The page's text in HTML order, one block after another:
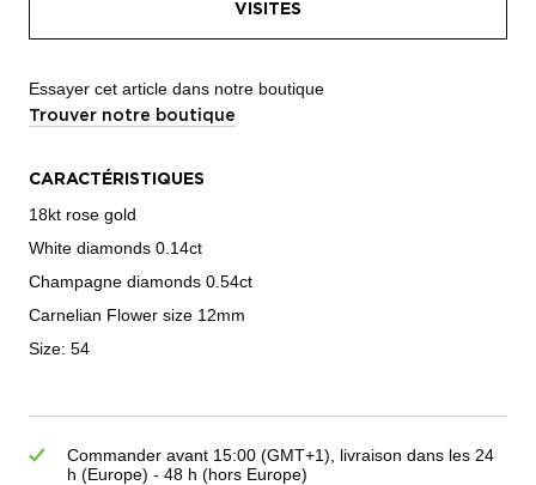
VISITES
Essayer cet article dans notre boutique
Trouver notre boutique
CARACTÉRISTIQUES
18kt rose gold
White diamonds 0.14ct
Champagne diamonds 0.54ct
Carnelian Flower size 12mm
Size: 54
Commander avant 15:00 (GMT+1), livraison dans les 24
h (Europe) - 48 h (hors Europe)